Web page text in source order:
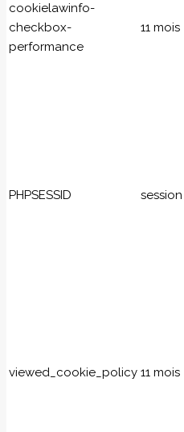
cookielawinfo-
checkbox-
performance
11 mois
PHPSESSID session
viewed_cookie_policy 11 mois